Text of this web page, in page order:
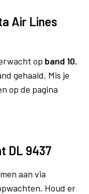
Air Lines
op band 10.
gehaald. Mis je
op de pagina
DL 9437
aan via
Houd er